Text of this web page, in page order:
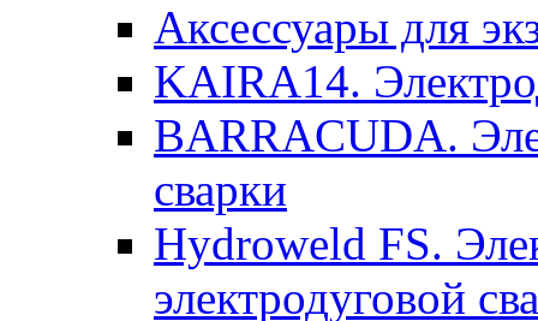
Аксессуары для
KAIRA14.
BARRACUDA.
сварки
Hydroweld FS.
электродуговой